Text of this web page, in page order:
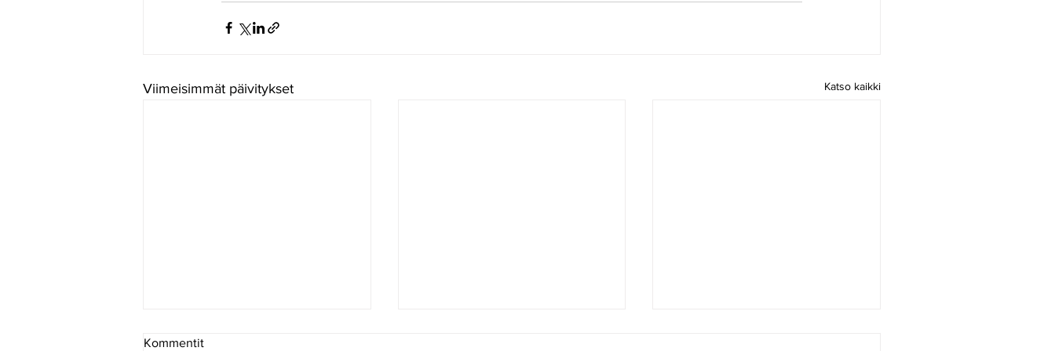
Viimeisimmät päivitykset Katso kaikki
Kommentit